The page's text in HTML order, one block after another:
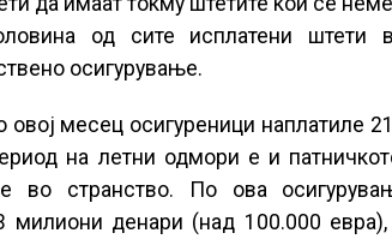
од сите исплатени штети
осигурување.
овој месец осигуреници наплатиле
на летни одмори е и
во странство. По ова
милиони денари (над 100.000